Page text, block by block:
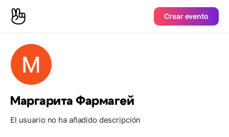
Crear evento
Маргарита Фармагей
El usuario no ha añadido descripción